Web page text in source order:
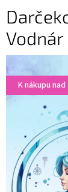
Vodnár
K nákupu